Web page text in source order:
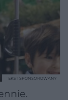
TEKST SPONSOROWANY